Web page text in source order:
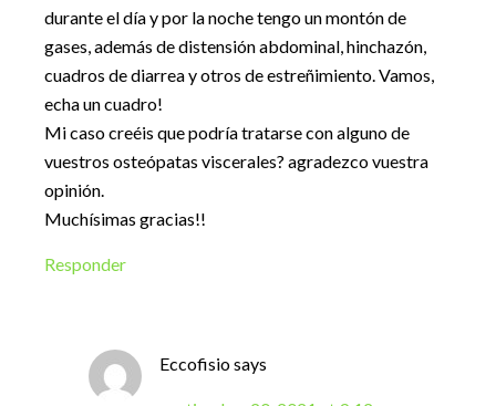
durante el día y por la noche tengo un montón de
gases, además de distensión abdominal, hinchazón,
cuadros de diarrea y otros de estreñimiento. Vamos,
echa un cuadro!
Mi caso creéis que podría tratarse con alguno de
vuestros osteópatas viscerales? agradezco vuestra
opinión.
Muchísimas gracias!!
Responder
Eccofisiosays